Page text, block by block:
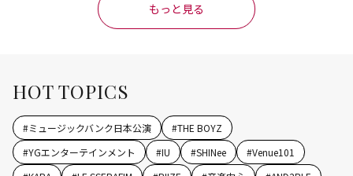
もっと見る
HOT TOPICS
#ミュージックバンク日本公演 #THE BOYZ
#YGエンターテインメント #IU #SHINee #Venue101